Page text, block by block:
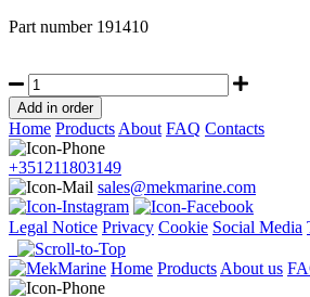
Part number 191410
Home ProductsAbout FAQ Contacts
+351211803149
sales@mekmarine.com
Legal Notice Privacy Cookie Social Media
Home ProductsAbout us